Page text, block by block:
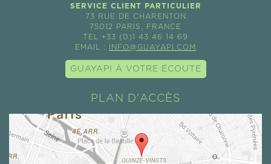
SERVICE CLIENT PARTICULIER
73 RUE DE CHARENTON
75012 PARIS, FRANCE
TEL +33 (0)1 43 46 14 69
EMAIL :
INFO@GUAYAPI.COM
GUAYAPI À VOTRE ÉCOUTE
PLAN D'ACCÈS